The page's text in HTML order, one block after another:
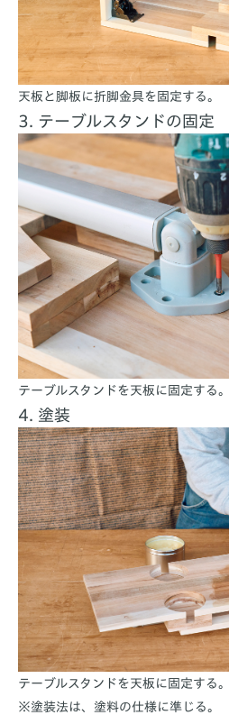
天板と脚板に折脚金具を固定する。
3. テーブルスタンドの固定
テーブルスタンドを天板に固定する。
4. 塗装
テーブルスタンドを天板に固定する。
※塗装法は、塗料の仕様に準じる。